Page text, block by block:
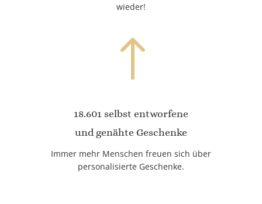
wieder!
!
18.601 selbst entworfene
und genähte Geschenke
Immer mehr Menschen freuen sich über
personalisierte Geschenke.